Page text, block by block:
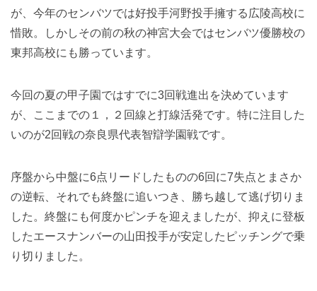
が、今年のセンバツでは好投手河野投手擁する広陵高校に
惜敗。しかしその前の秋の神宮大会ではセンバツ優勝校の
東邦高校にも勝っています。
今回の夏の甲子園ではすでに3回戦進出を決めています
が、ここまでの１，２回線と打線活発です。特に注目した
いのが2回戦の奈良県代表智辯学園戦です。
序盤から中盤に6点リードしたものの6回に7失点とまさか
の逆転、それでも終盤に追いつき、勝ち越して逃げ切りま
した。終盤にも何度かピンチを迎えましたが、抑えに登板
したエースナンバーの山田投手が安定したピッチングで乗
り切りました。